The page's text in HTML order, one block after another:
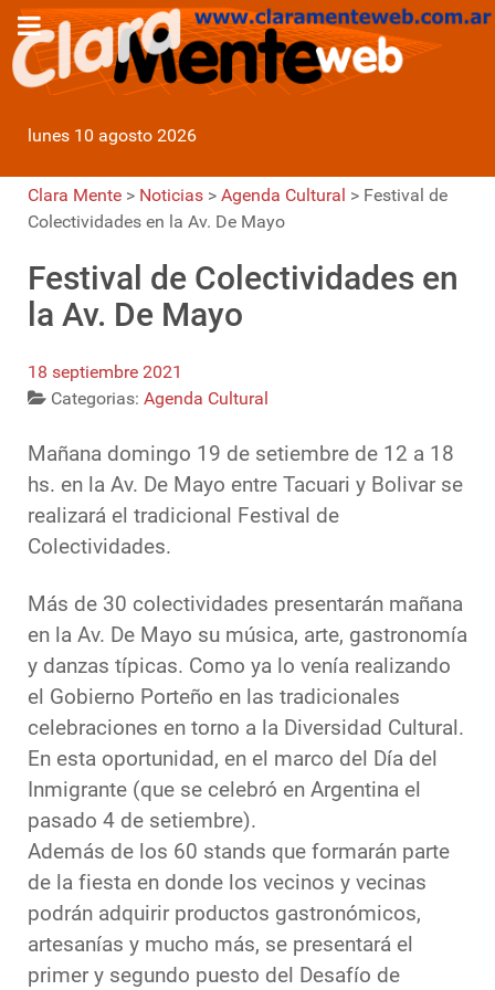
lunes 10 agosto 2026
Clara Mente > Noticias > Agenda Cultural > Festival de
Colectividades en la Av. De Mayo
Festival de Colectividades en
la Av. De Mayo
18 septiembre 2021
Categorias: Agenda Cultural
Mañana domingo 19 de setiembre de 12 a 18
hs. en la Av. De Mayo entre Tacuari y Bolivar se
realizará el tradicional Festival de
Colectividades.
Más de 30 colectividades presentarán mañana
en la Av. De Mayo su música, arte, gastronomía
y danzas típicas. Como ya lo venía realizando
el Gobierno Porteño en las tradicionales
celebraciones en torno a la Diversidad Cultural.
En esta oportunidad, en el marco del Día del
Inmigrante (que se celebró en Argentina el
pasado 4 de setiembre).
Además de los 60 stands que formarán parte
de la fiesta en donde los vecinos y vecinas
podrán adquirir productos gastronómicos,
artesanías y mucho más, se presentará el
primer y segundo puesto del Desafío de